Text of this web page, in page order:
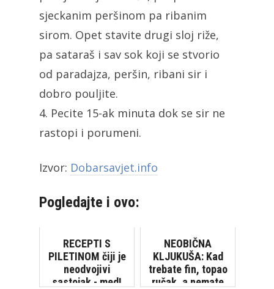
sjeckanim peršinom pa ribanim
sirom. Opet stavite drugi sloj riže,
pa sataraš i sav sok koji se stvorio
od paradajza, peršin, ribani sir i
dobro pouljite.
4. Pecite 15-ak minuta dok se sir ne
rastopi i porumeni.
Izvor: Dobarsavjet.info
Pogledajte i ovo:
RECEPTI S
PILETINOM čiji je
neodvojivi
sastojak - med!
NEOBIČNA
KLJUKUŠA: Kad
trebate fin, topao
ručak, a nemate